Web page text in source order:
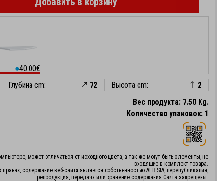
⬤40.00€
Глубина cm:
72 Высота cm:
2
Вес продукта: 7.50 Kg.
Количество упаковок: 1
может отличаться от исходного цвета, а так-же могут быть элементы, не
входящие в комплект товара.
содержание веб-сайта является собственностью ALB SIA, перепубликация,
репродукция, передача или хранение содержания Сайта запрещены.